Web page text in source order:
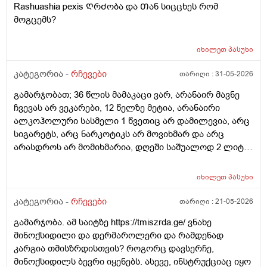
ორგანო არის?
Rashuashia pexis ᲦრᲫობა და Თან სიცცხეს რომ
მოგცემს?
იხილეთპასუხი
კატეგორია - რჩევები თარიღი :31-05-2026
გამარჯობათ; 36 წლის მამაკაცი ვარ, არანაირ მავნე
ჩვევას არ ვეკარები, 12 წელზე მეტია, არანაირი
ალკოჰოლური სასმელი 1 წვეთიც არ დამილევია, არც
სიგარეტს, არც ნარკოტიკს არ მოვიხმარ და არც
არასდროს არ მომიხმარია, დღეში საშუალოდ 2 ლიტრ
მაქვს, სხვა ვარჯიშებსაც ვაკეთებ, არ მაწუხებს
არაფერი არ მიგრძვნია, სეზონური სურდო ან ვირუსიც
ზეზეულა ვიხდი; იშვიათად, რომ ამ დროს რაიმე
წამალი დამჭირდეს. სიმაღლით 193-194 სმ ვარ, წონით
დაახლოებით 77 კგ, ჭარბი წონა არასდროს არ
იხილეთპასუხი
კატეგორია - რჩევები თარიღი :21-05-2026
გამარჯობა. ამ საიტზე https://tmiszrda.ge/ ვნახე
მინოქსიდილი და დერმაროლერი და რამდენად
კარგია თმისზრდისთვის? როგორც დავსერჩე,
მინოქსიდილს ბევრი იყენებს. ასევე, ინსტრუქციაც იყო